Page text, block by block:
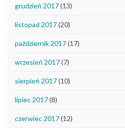
grudzień 2017(13)
listopad 2017(20)
październik 2017(17)
wrzesień 2017(7)
sierpień 2017(10)
lipiec 2017(8)
czerwiec 2017(12)